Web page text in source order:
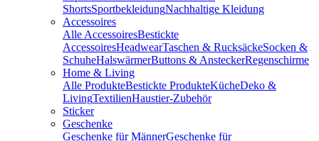
ShortsSportbekleidungNachhaltige Kleidung
Accessoires
Alle AccessoiresBestickte
AccessoiresHeadwearTaschen & RucksäckeSocken &
SchuheHalswärmerButtons & AnsteckerRegenschirme
Home & Living
Alle ProdukteBestickte ProdukteKücheDeko &
LivingTextilienHaustier-Zubehör
Sticker
Geschenke
Geschenke für MännerGeschenke für